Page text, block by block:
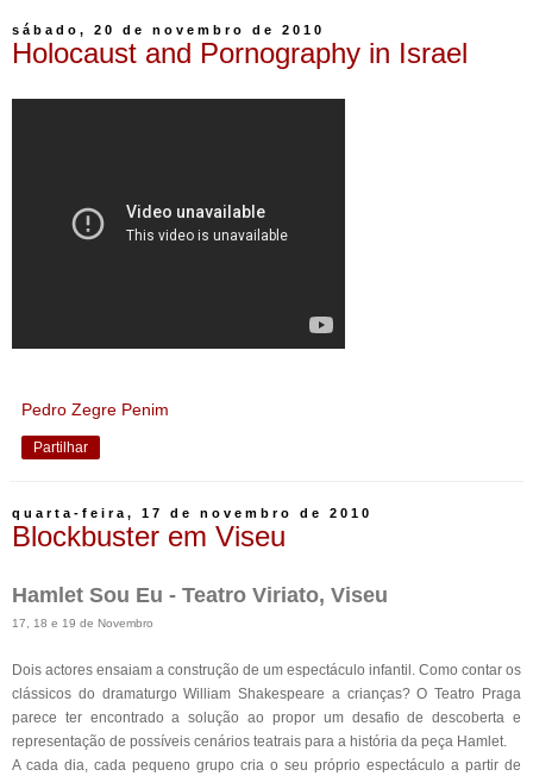
sábado, 20 de novembro de 2010
Holocaust and Pornography in Israel
Pedro Zegre Penim
Partilhar
quarta-feira, 17 de novembro de 2010
Blockbuster em Viseu
Hamlet Sou Eu - Teatro Viriato, Viseu
17, 18 e 19 de Novembro
Dois actores ensaiam a construção de um espectáculo infantil. Como contar os
clássicos do dramaturgo William Shakespeare a crianças? O Teatro Praga
parece ter encontrado a solução ao propor um desafio de descoberta e
representação de possíveis cenários teatrais para a história da peça Hamlet.
A cada dia, cada pequeno grupo cria o seu próprio espectáculo a partir de